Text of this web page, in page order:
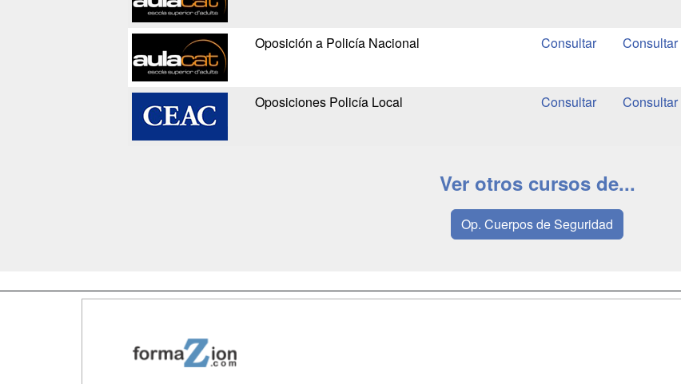
Oposición a Policía Nacional
Oposiciones Policía Local
Ver otros cursos de...
Op. Cuerpos de Seguridad